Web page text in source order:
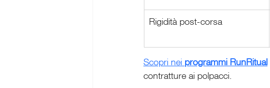
Rigidità post-corsa
Scopri nei programmi RunRitual
contratture ai polpacci.